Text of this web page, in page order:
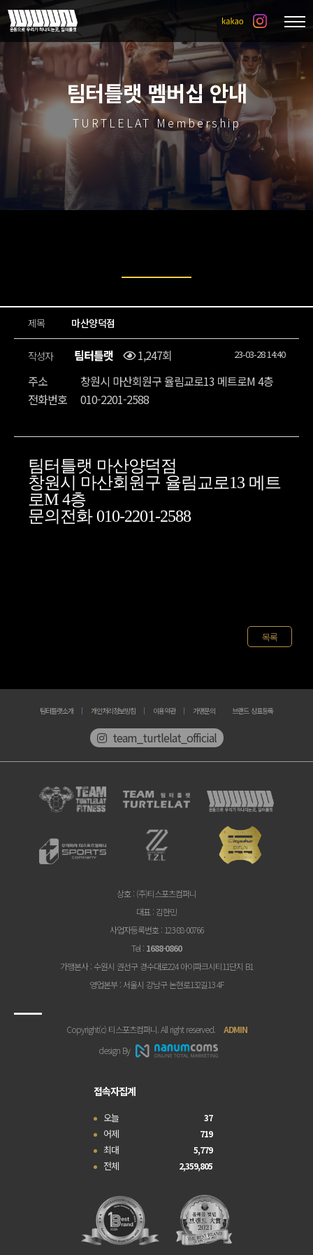
팀터틀랫 멤버십 안내
TURTLELAT Membership
제목 마산양덕점
작성자 팀터틀랫 1,247회 23-03-28 14:40
주소
창원시 마산회원구 율림교로13 메트로M 4층
전화번호
010-2201-2588
팀터틀랫 마산양덕점
창원시 마산회원구 율림교로13 메트
로M 4층
문의전화 010-2201-2588
목록
팀터틀랫소개 개인처리정보방침 이용약관 가맹문의 브랜드 상표등록
team_turtlelat_official
상호 : (주)티스포츠컴퍼니
대표 : 김한민
사업자등록번호 : 123-88-00766
Tel : 1688-0860
가맹본사: 수원시 권선구 경수대로224 아이파크시티11단지 B1
영업본부: 서울시 강남구 논현로132길13 4F
Copyright(c) 티스포츠컴퍼니. All right reserved. ADMIN
design By
접속자집계
오늘 37
어제 719
최대 5,779
전체 2,359,805